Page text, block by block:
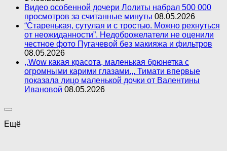
Видео особенной дочери Лолиты набрал 500 000
просмотров за считанные минуты 08.05.2026
“Старенькая, сутулая и с тростью. Можно рехнуться
от неожиданности”. Недоброжелатели не оценили
честное фото Пугачевой без макияжа и фильтров
08.05.2026
,,Wow какая красота, маленькая брюнетка с
огромными карими глазами.,, Тимати впервые
показала лицо маленькой дочки от Валентины
Ивановой 08.05.2026
Ещё